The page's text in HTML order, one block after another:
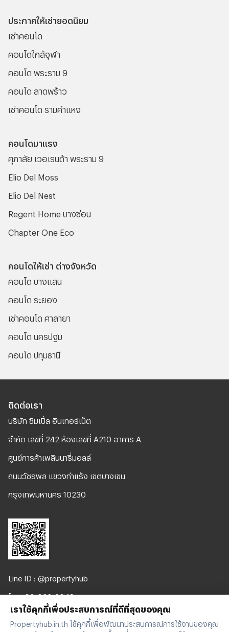
ประกาศให้เช่ายอดนิยม
เช่าคอนโด
คอนโดใกล้จุฬา
คอนโด พระราม 9
คอนโด ลาดพร้าว
เช่าคอนโด รามคําแหง
คอนโดมาแรง
ศุภาลัย เวอเรนด้า พระราม 9
Elio Del Moss
Elio Del Nest
Regent Home บางซ่อน
Chapter One Eco
คอนโดให้เช่า ต่างจังหวัด
คอนโด บางแสน
คอนโด ระยอง
เช่าคอนโด ศาลายา
คอนโด นครปฐม
คอนโด ปทุมธานี
ติดต่อเรา
บริษัท ซิมเปิ้ล อินเทอร์เน็ต
จํากัด เลขที่ 242 ห้องเลขที่ A210 อาคาร A
ศูนย์การค้าเพลินนารี่มอลล์
ถนนวัชรพล แขวงท่าแร้ง เขตบางเขน
กรุงเทพมหานคร 10230
Line ID : @propertyhub
โทร. 02-026-3049
support@propertyhub.in.th
เราใช้คุกกี้เพื่อประสบการณ์ที่ดีที่สุดของคุณ
Propertyhub.in.th ใช้คุกกี้เพื่อพัฒนาประสบการณ์การใช้งานของคุณ